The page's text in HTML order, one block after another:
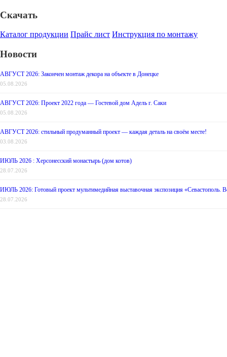
Скачать
Каталог продукции Прайс лист Инструкция по монтажу
Новости
АВГУСТ 2026: Закончен монтаж декора на объекте в Донецке
05.08.2026
АВГУСТ 2026: Проект 2022 года — Гостевой дом Адель г. Саки
05.08.2026
АВГУСТ 2026: стильный продуманный проект — каждая деталь на своём месте!
03.08.2026
ИЮЛЬ 2026 : Херсонесский монастырь (дом котов)
28.07.2026
ИЮЛЬ 2026: Готовый проект мультимедийная выставочная экспозиция «Севастополь.
28.07.2026